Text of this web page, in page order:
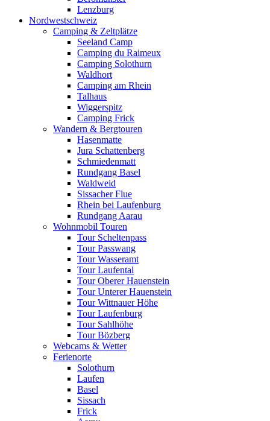
Lenzburg
Nordwestschweiz
Camping & Zeltplätze
Seeland Camp
Camping du Raimeux
Camping Solothurn
Waldhort
Camping am Rhein
Talhaus
Wiggerspitz
Camping Frick
Wandern & Bergtouren
Hasenmatte
Jura Schattenberg
Schmiedenmatt
Rundgang Basel
Waldweid
Sissacher Flue
Rhein bei Laufenburg
Rundgang Aarau
Wohnmobil Touren
Tour Scheltenpass
Tour Passwang
Tour Wasseramt
Tour Laufental
Tour Oberer Hauenstein
Tour Unterer Hauenstein
Tour Wittnauer Höhe
Tour Laufenburg
Tour Sahlhöhe
Tour Bözberg
Webcams & Wetter
Ferienorte
Solothurn
Laufen
Basel
Sissach
Frick